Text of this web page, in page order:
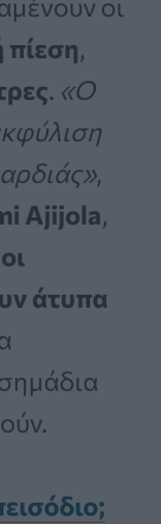
οι
,
. «Ο
,
Ajijola,
οι
άτυπα